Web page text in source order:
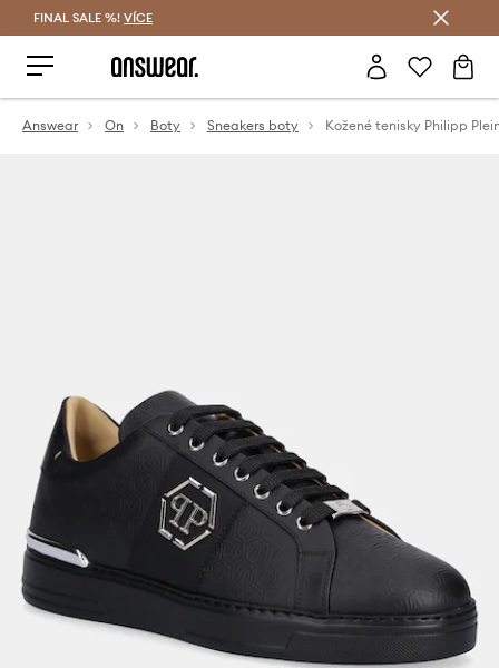
FINAL SALE %! VÍCE
Answear On Boty Sneakers boty